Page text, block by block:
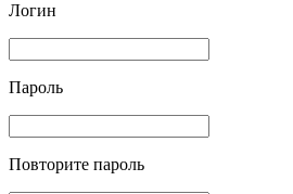
Логин
Пароль
Повторите пароль